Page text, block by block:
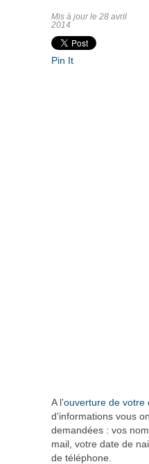
Mis à jour le 28 avril
2014
Pin It
A l’ouverture de votre
d’informations vous
demandées : vos
mail, votre date de
de téléphone.